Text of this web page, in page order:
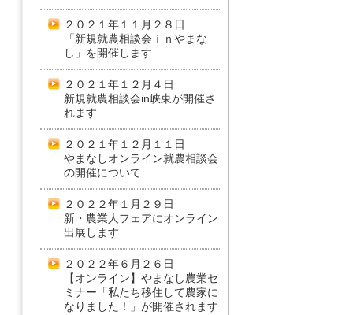
２０２１年１１月２８日
「新規就農相談会ｉｎやまな
し」を開催します
２０２１年１２月４日
新規就農相談会in峡東が開催さ
れます
２０２１年１２月１１日
やまなしオンライン就農相談会
の開催について
２０２２年１月２９日
新・農業人フェアにオンライン
出展します
２０２２年６月２６日
【オンライン】やまなし農業セ
ミナー「私たち移住して農家に
なりました！」が開催されます